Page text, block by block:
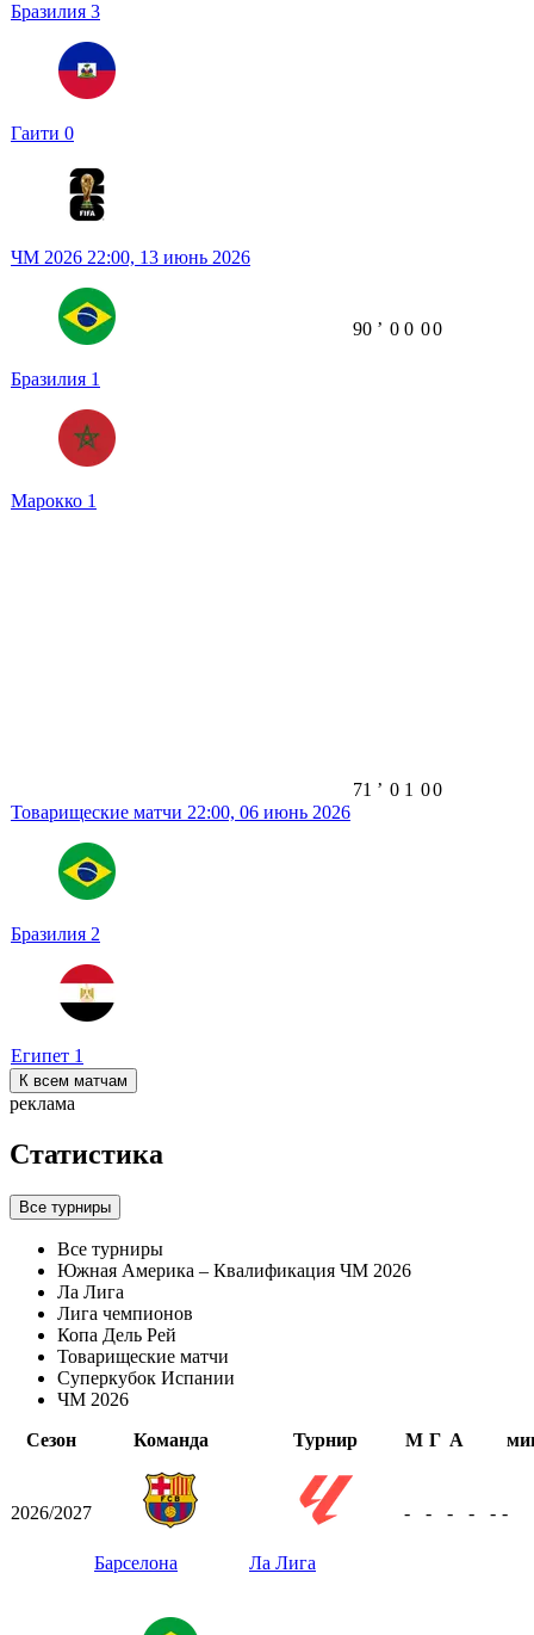
Бразилия 3
Гаити 0
ЧМ 2026 22:00, 13 июнь 2026
Бразилия 1
Марокко 1
90 ʼ 0 0 00
Товарищеские матчи 22:00, 06 июнь 2026
Бразилия 2
Египет 1
71 ʼ 0 1 00
К всем матчам
реклама
Статистика
Все турниры
Все турниры
Южная Америка – Квалификация ЧМ 2026
Ла Лига
Лига чемпионов
Копа Дель Рей
Товарищеские матчи
Суперкубок Испании
ЧМ 2026
Сезон
Команда Турнир М Г А
2026/2027
Барселона Ла Лига
- - - - - -